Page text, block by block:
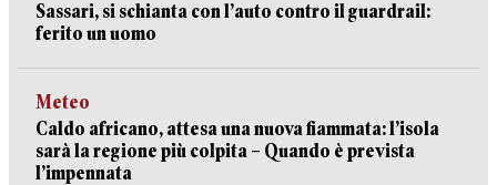
Sassari, si schianta con l’auto contro il guardrail:
ferito un uomo
Meteo
Caldo africano, attesa una nuova fiammata: l’isola
sarà la regione più colpita – Quando è prevista
l’impennata